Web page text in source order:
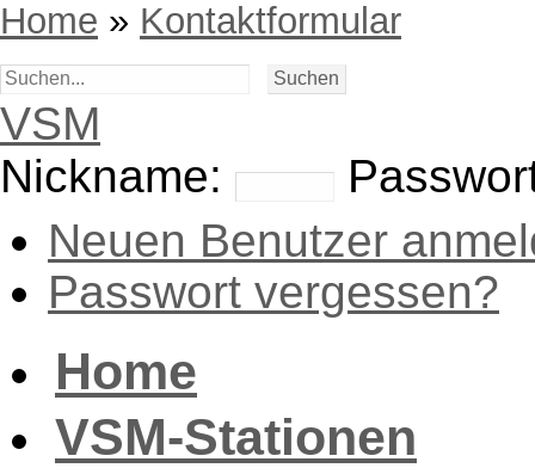
Home » Kontaktformular
VSM
Nickname:
Neuen Benutzer
Passwort vergessen?
Home
VSM-Stationen